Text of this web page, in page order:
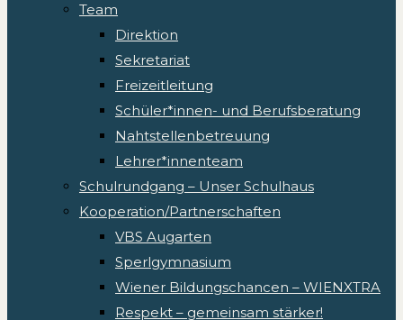
Team
Direktion
Sekretariat
Freizeitleitung
Schüler*innen- und Berufsberatung
Nahtstellenbetreuung
Lehrer*innenteam
Schulrundgang – Unser Schulhaus
Kooperation/Partnerschaften
VBS Augarten
Sperlgymnasium
Wiener Bildungschancen – WIENXTRA
Respekt – gemeinsam stärker!